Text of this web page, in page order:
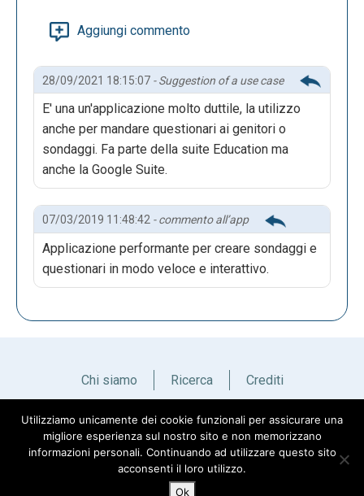
Aggiungi commento
28/09/2021 18:15:07 - Suggestion of a use case
E' una un'applicazione molto duttile, la utilizzo
anche per mandare questionari ai genitori o
sondaggi. Fa parte della suite Education ma
anche la Google Suite.
07/03/2019 11:48:42 - commento all’app
Applicazione performante per creare sondaggi e
questionari in modo veloce e interattivo.
Chi siamo Ricerca Crediti
Italiano English
Utilizziamo unicamente dei cookie funzionali per assicurare una
migliore esperienza sul nostro sito e non memorizzano
informazioni personali. Continuando ad utilizzare questo sito
acconsenti il loro utilizzo.
Ok